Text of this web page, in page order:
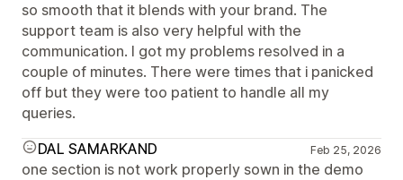
so smooth that it blends with your brand. The
support team is also very helpful with the
communication. I got my problems resolved in a
couple of minutes. There were times that i panicked
off but they were too patient to handle all my
queries.
DAL SAMARKAND
Feb 25, 2026
one section is not work properly sown in the demo